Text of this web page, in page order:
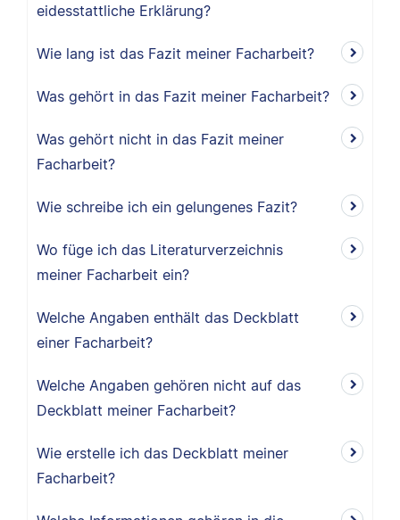
eidesstattliche Erklärung?
Wie lang ist das Fazit meiner Facharbeit?
Was gehört in das Fazit meiner Facharbeit?
Was gehört nicht in das Fazit meiner
Facharbeit?
Wie schreibe ich ein gelungenes Fazit?
Wo füge ich das Literaturverzeichnis
meiner Facharbeit ein?
Welche Angaben enthält das Deckblatt
einer Facharbeit?
Welche Angaben gehören nicht auf das
Deckblatt meiner Facharbeit?
Wie erstelle ich das Deckblatt meiner
Facharbeit?